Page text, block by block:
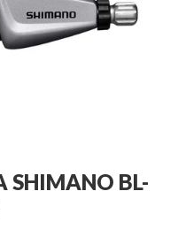
SHIMANO BL-